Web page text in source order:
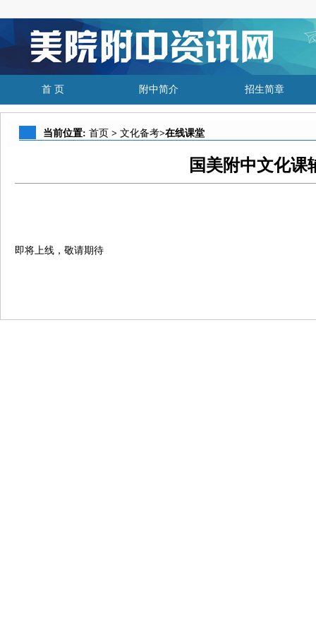
首 页 附中简介 招生简章
当前位置: 首页 > 文化备考>在线课堂
国美附中文化课
即将上线，敬请期待